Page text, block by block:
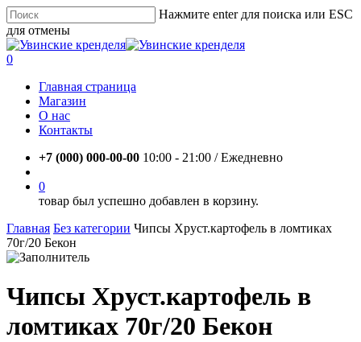
Skip
to
main
content
Нажмите enter для поиска или ESC
для отмены
Close
Search
account
0
Главная страница
Магазин
О нас
Контакты
+7 (000) 000-00-00 10:00 - 21:00 / Eжедневно
0
товар был успешно добавлен в корзину.
Главная Без категории Чипсы Хруст.картофель в ломтиках
70г/20 Бекон
Чипсы Хруст.картофель в
ломтиках 70г/20 Бекон